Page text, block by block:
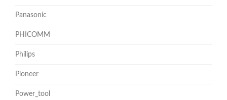
Panasonic
PHICOMM
Philips
Pioneer
Power_tool